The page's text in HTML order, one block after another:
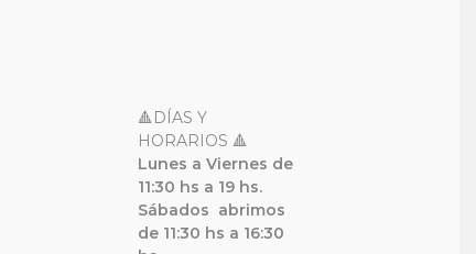
🔺DÍAS Y
HORARIOS 🔺
Lunes a Viernes de
11:30 hs a 19 hs.
Sábados abrimos
de 11:30 hs a 16:30